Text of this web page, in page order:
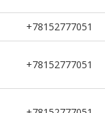
+78152777051
+78152777051